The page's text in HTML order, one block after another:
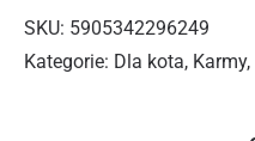
SKU: 5905342296249
Kategorie: Dla kota,